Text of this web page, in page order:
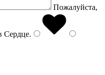
Пожалуйста,
Сердце.